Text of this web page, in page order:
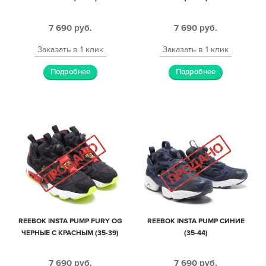
7 690 руб.
Заказать в 1 клик
Подробнее
7 690 руб.
Заказать в 1 клик
Подробнее
REEBOK INSTA PUMP FURY OG
ЧЕРНЫЕ С КРАСНЫМ (35-39)
7 690 руб.
REEBOK INSTA PUMP СИНИЕ
(35-44)
7 690 руб.